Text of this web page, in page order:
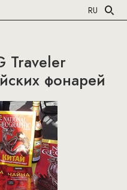
RU
Traveler
фонарей